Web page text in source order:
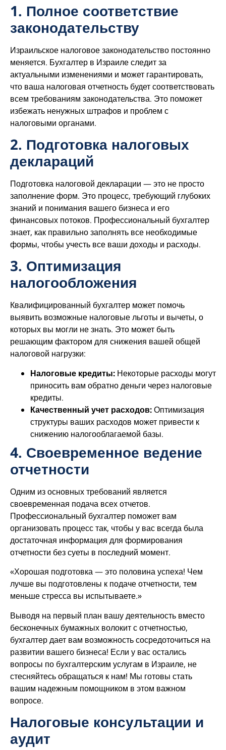
1. Полное соответствие
законодательству
Израильское налоговое законодательство постоянно
меняется. Бухгалтер в Израиле следит за
актуальными изменениями и может гарантировать,
что ваша налоговая отчетность будет соответствовать
всем требованиям законодательства. Это поможет
избежать ненужных штрафов и проблем с
налоговыми органами.
2. Подготовка налоговых
деклараций
Подготовка налоговой декларации — это не просто
заполнение форм. Это процесс, требующий глубоких
знаний и понимания вашего бизнеса и его
финансовых потоков. Профессиональный бухгалтер
знает, как правильно заполнять все необходимые
формы, чтобы учесть все ваши доходы и расходы.
3. Оптимизация
налогообложения
Квалифицированный бухгалтер может помочь
выявить возможные налоговые льготы и вычеты, о
которых вы могли не знать. Это может быть
решающим фактором для снижения вашей общей
налоговой нагрузки:
Налоговые кредиты: Некоторые расходы могут
приносить вам обратно деньги через налоговые
кредиты.
Качественный учет расходов:Оптимизация
структуры ваших расходов может привести к
снижению налогооблагаемой базы.
4. Своевременное ведение
отчетности
Одним из основных требований является
своевременная подача всех отчетов.
Профессиональный бухгалтер поможет вам
организовать процесс так, чтобы у вас всегда была
достаточная информация для формирования
отчетности без суеты в последний момент.
«Хорошая подготовка — это половина успеха! Чем
лучше вы подготовлены к подаче отчетности, тем
меньше стресса вы испытываете.»
Выводя на первый план вашу деятельность вместо
бесконечных бумажных волокит с отчетностью,
бухгалтер дает вам возможность сосредоточиться на
развитии вашего бизнеса! Если у вас остались
вопросы по бухгалтерским услугам в Израиле, не
стесняйтесь обращаться к нам! Мы готовы стать
вашим надежным помощником в этом важном
вопросе.
Налоговые консультации и
аудит